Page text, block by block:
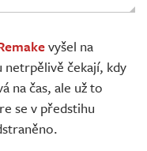
vyšel na
netrpělivě čekají, kdy
na čas, ale už to
se v předstihu